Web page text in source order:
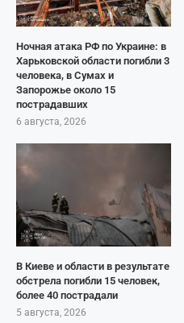
Ночная атака РФ по Украине: в
Харьковской области погибли 3
человека, в Сумах и
Запорожье около 15
пострадавших
6 августа, 2026
В Киеве и области в результате
обстрела погибли 15 человек,
более 40 пострадали
5 августа, 2026